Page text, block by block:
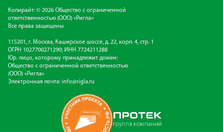
Копирайт: © 2026 Общество с ограниченной
ответственностью (ООО) «Ригла»
Все права защищены
115201, г. Москва, Каширское шоссе, д. 22, корп. 4, стр. 1
ОГРН 1027700271290; ИНН 7724211288
Юр. лицо, которому принадлежит домен:
Общество с ограниченной ответственностью
(ООО) «Ригла»
Электронная почта: info@rigla.ru